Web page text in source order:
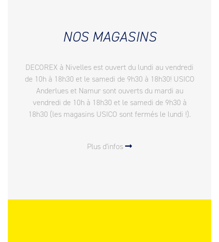
NOS MAGASINS
DECOREX à Nivelles est ouvert du lundi au vendredi
de 10h à 18h30 et le samedi de 9h30 à 18h30! USICO
Anderlues et Namur sont ouverts du mardi au
vendredi de 10h à 18h30 et le samedi de 9h30 à
18h30 (les magasins USICO sont fermés le lundi !).
Plus d'infos